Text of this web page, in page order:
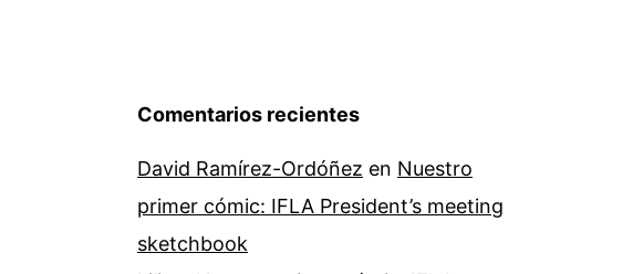
Comentarios recientes
David Ramírez-Ordóñez en Nuestro
primer cómic: IFLA President’s meeting
sketchbook